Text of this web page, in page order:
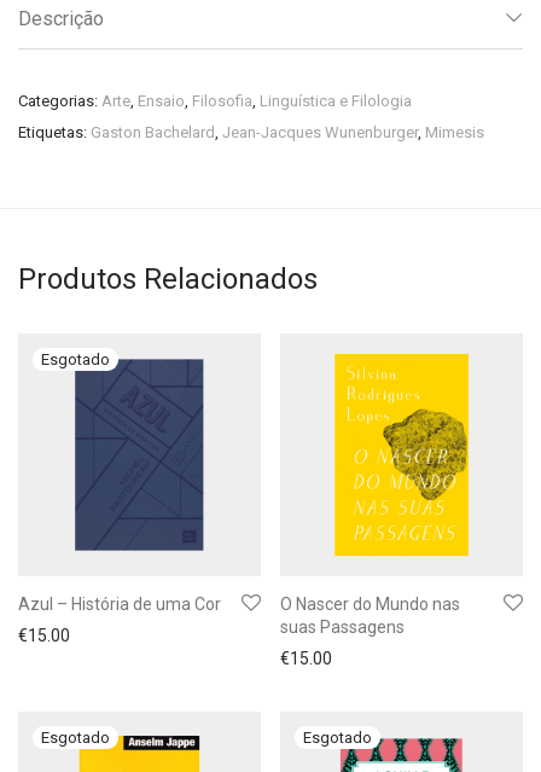
Descrição
Categorias: Arte, Ensaio, Filosofia, Linguística e Filologia
Etiquetas: Gaston Bachelard, Jean-Jacques Wunenburger, Mimesis
Produtos Relacionados
Azul – História de uma Cor
€15.00
O Nascer do Mundo nas
suas Passagens
€15.00